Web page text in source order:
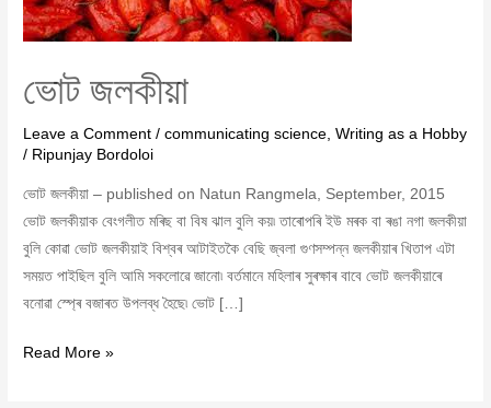
ভোট জলকীয়া
Leave a Comment /communicating science ,Writing as a Hobby
/ Ripunjay Bordoloi
ভোট জলকীয়া – published on Natun Rangmela, September, 2015
ভোট জলকীয়াক বেংগলীত মৰিছ বা বিষ ঝাল বুলি কয়৷ তাৰোপৰি ইউ মৰক বা ৰঙা নগা জলকীয়া
বুলি কোৱা ভোট জলকীয়াই বিশ্বৰ আটাইতকৈ বেছি জ্বলা গুণসম্পন্ন জলকীয়াৰ খিতাপ এটা
সময়ত পাইছিল বুলি আমি সকলোৱে জানো৷ বৰ্তমানে মহিলাৰ সুৰক্ষাৰ বাবে ভোট জলকীয়াৰে
বনোৱা স্প্ৰে বজাৰত উপলব্ধ হৈছে৷ ভোট […]
Read More »